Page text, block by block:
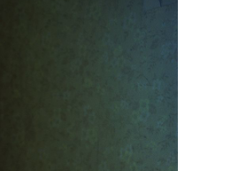
「クマが悪者扱いされ